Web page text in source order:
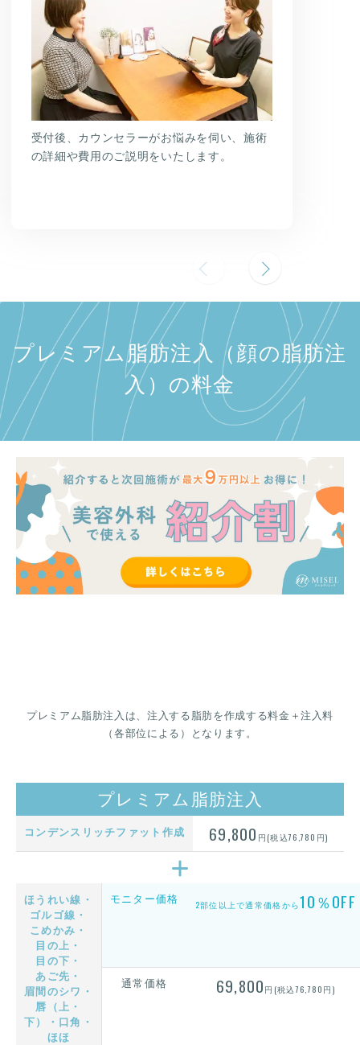
受付後、カウンセラーがお悩みを伺い、施術
の詳細や費用のご説明をいたします。
プレミアム脂肪注入（顔の脂肪注
入）の料金
プレミアム脂肪注入は、注入する脂肪を作成する料金＋注入料
（各部位による）となります。
プレミアム脂肪注入
コンデンスリッチファット作成 69,800 円(税込76,780円)
ほうれい線・
ゴルゴ線・
こめかみ・
目の上・
目の下・
あご先・
眉間のシワ・
唇（上・
下）・口角・
ほほ
モニター価格 2部位以上で通常価格から10％OFF
通常価格 69,800 円(税込76,780円)